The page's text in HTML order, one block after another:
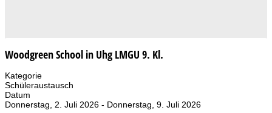
Woodgreen School in Uhg LMGU 9. Kl.
Kategorie
Schüleraustausch
Datum
Donnerstag, 2. Juli 2026 - Donnerstag, 9. Juli 2026